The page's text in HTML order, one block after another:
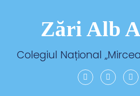
Zări Alb
Colegiul Național „